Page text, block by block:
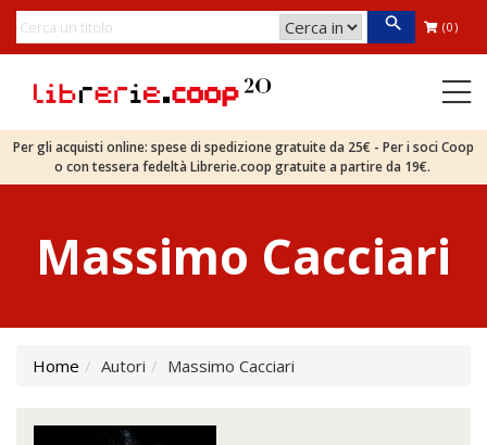
(0)
Per gli acquisti online: spese di spedizione gratuite da 25€ - Per i soci Coop
o con tessera fedeltà Librerie.coop gratuite a partire da 19€.
Massimo Cacciari
Home Autori Massimo Cacciari